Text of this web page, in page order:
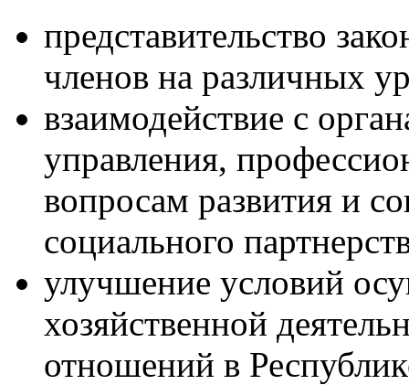
представительство
членов на различных
взаимодействие с
управления,
вопросам развития и
социального
улучшение условий
хозяйственной
отношений в